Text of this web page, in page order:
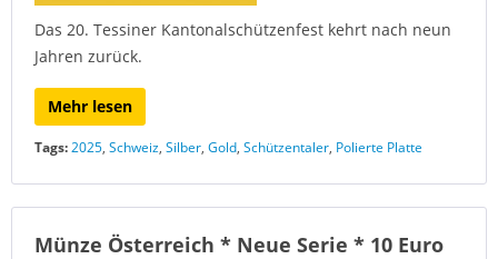
Das 20. Tessiner Kantonalschützenfest kehrt nach neun
Jahren zurück.
Mehr lesen
Tags:2025, Schweiz, Silber, Gold, Schützentaler, Polierte Platte
Münze Österreich * Neue Serie * 10 Euro